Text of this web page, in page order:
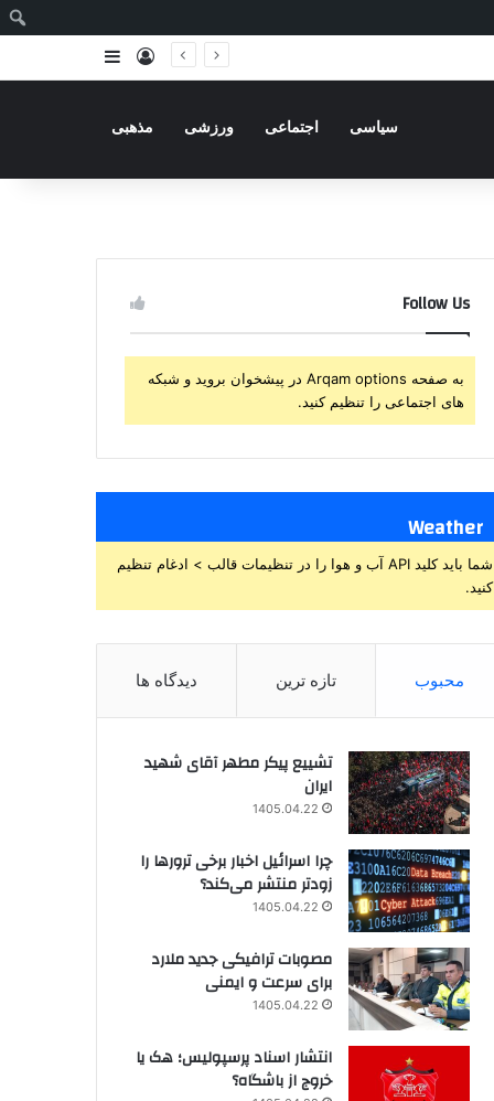
ورودسایدبار
سیاسی اجتماعی ورزشی مذهبی
Follow Us
به صفحه Arqam options در پیشخوان بروید و شبکه
های اجتماعی را تنظیم کنید.
Weather
شما باید کلید API آب و هوا را در تنظیمات قالب > ادغام تنظیم
کنید.
محبوب تازه ترین دیدگاه ها
تشییع پیکر مطهر آقای شهید
ایران
1405.04.22
چرا اسرائیل اخبار برخی ترورها را
زودتر منتشر می‌کند؟
1405.04.22
مصوبات ترافیکی جدید ملارد
برای سرعت و ایمنی
1405.04.22
انتشار اسناد پرسپولیس؛ هک یا
خروج از باشگاه؟